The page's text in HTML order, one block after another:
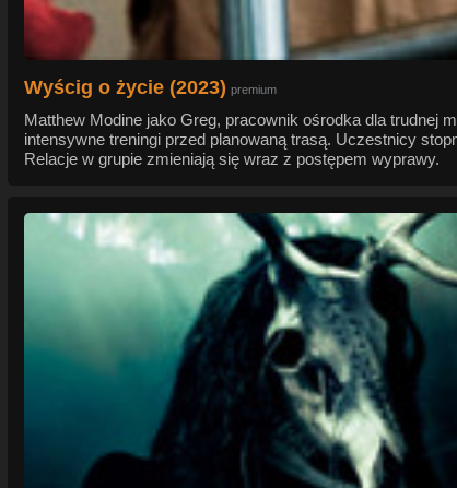
Wyścig o życie (2023) premium
Matthew Modine jako Greg, pracownik ośrodka dla trudnej
intensywne treningi przed planowaną trasą. Uczestnicy
Relacje w grupie zmieniają się wraz z postępem wyprawy.